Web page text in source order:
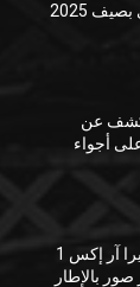
النسخة الثالثة من معرضها السنوي بصيف 2025
يكشف عن
أجواء
سوني تطلق الجيل الثالث من كاميرا آر إكس 1
بالإطار